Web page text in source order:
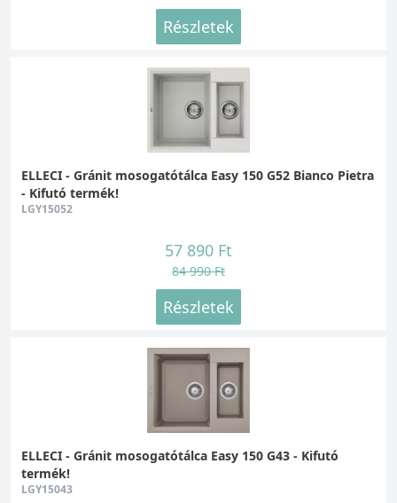
Részletek
ELLECI - Gránit mosogatótálca Easy 150 G52 Bianco Pietra
- Kifutó termék!
LGY15052
57 890 Ft
84 990 Ft
Részletek
ELLECI - Gránit mosogatótálca Easy 150 G43 - Kifutó
termék!
LGY15043